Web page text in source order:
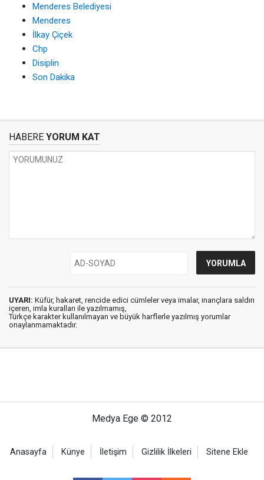
Menderes Belediyesi
Menderes
İlkay Çiçek
Chp
Disiplin
Son Dakika
HABERE YORUM KAT
UYARI: Küfür, hakaret, rencide edici cümleler veya imalar, inançlara saldırı
içeren, imla kuralları ile yazılmamış,
Türkçe karakter kullanılmayan ve büyük harflerle yazılmış yorumlar
onaylanmamaktadır.
Medya Ege © 2012
Anasayfa Künye İletişim Gizlilik İlkeleri Sitene Ekle